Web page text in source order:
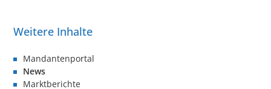
Mandantenportal
News
Marktberichte